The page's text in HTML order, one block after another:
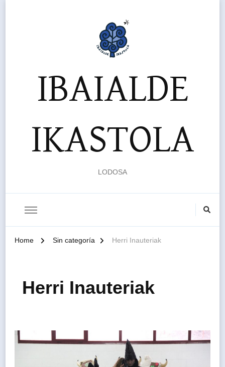
IBAIALDE
IKASTOLA
LODOSA
Home Sin categoría Herri Inauteriak
Herri Inauteriak